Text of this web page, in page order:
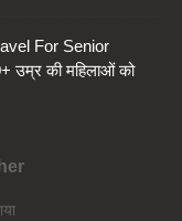
For Senior
उम्र की महिलाओं को